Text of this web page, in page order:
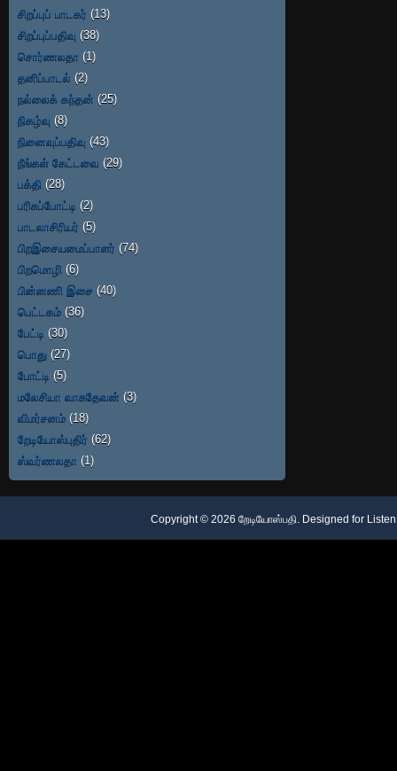
சிறப்புப் பாடகர் (13)
சிறப்புப்பதிவு (38)
சொர்ணலதா (1)
தனிப்பாடல் (2)
நல்லைக் கந்தன் (25)
நிகழ்வு (8)
நினைவுப்பதிவு (43)
நீங்கள் கேட்டவை (29)
பக்தி (28)
பரிசுப்போட்டி (2)
பாடலாசிரியர் (5)
பிறஇசையமைப்பாளர் (74)
பிறமொழி (6)
பின்னணி இசை (40)
பெட்டகம் (36)
பேட்டி (30)
பொது (27)
போட்டி (5)
மலேசியா வாசுதேவன் (3)
விமர்சனம் (18)
றேடியோஸ்புதிர் (62)
ஸ்வர்ணலதா (1)
Copyright © 2026 றேடியோஸ்பதி. Designed for